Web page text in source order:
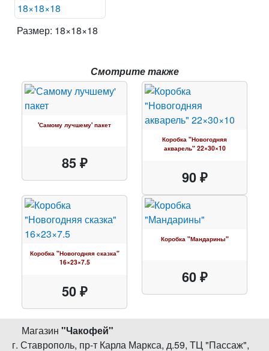
Размер: 18×18×18
Смотрите также
'Самому лучшему' пакет
85 ₽
Коробка "Новогодняя
акварель" 22×30×10
90 ₽
Коробка "Новогодняя сказка"
16×23×7.5
50 ₽
Коробка "Мандарины"
60 ₽
Магазин "Чакофей"
г. Ставрополь, пр-т Карла Маркса, д.59, ТЦ "Пассаж",